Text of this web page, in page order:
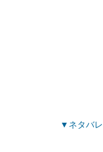
ネタバ